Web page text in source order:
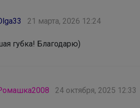
21 марта, 2026 12:24
губка! Благодарю)
24 октября, 2025 12:33